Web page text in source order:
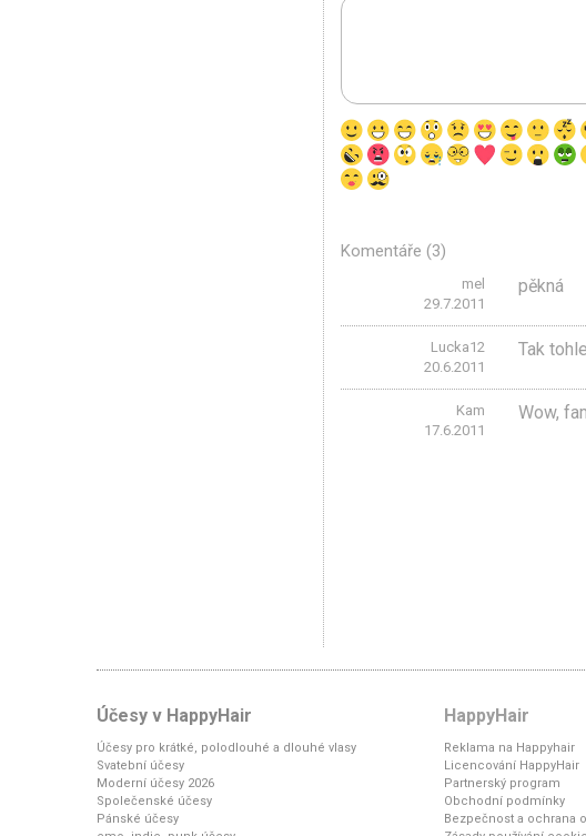
Komentáře (3)
mel
29.7.2011
pěkná
Lucka12
20.6.2011
Tak
Kam
17.6.2011
Wow,
Účesy v HappyHair
Účesy pro krátké, polodlouhé a dlouhé vlasy
Svatební účesy
Moderní účesy 2026
Společenské účesy
Pánské účesy
HappyHair
Reklama na Happyhair
Licencování HappyHair
Partnerský program
Obchodní podmínky
Bezpečnost a ochrana